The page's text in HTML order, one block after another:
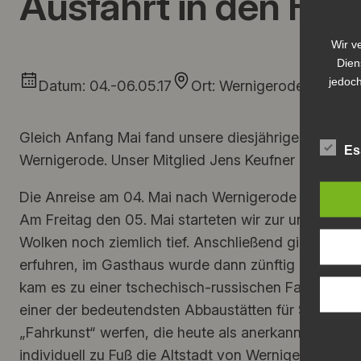
Datum: 04.-06.05.17 Ort: Wernigerode / Harz
Gleich Anfang Mai fand unsere diesjährige
Wernigerode. Unser Mitglied Jens Keufner hatte in
Die Anreise am 04. Mai nach Wernigerode war für
Am Freitag den 05. Mai starteten wir zur unserem
Wolken noch ziemlich tief. Anschließend ging es
erfuhren, im Gasthaus wurde dann zünftig eine
kam es zu einer tschechisch-russischen
einer der bedeutendsten Abbaustätten für
„Fahrkunst“ werfen, die heute als anerkanntes
individuell zu Fuß die Altstadt von Wernigerode zu
Wir